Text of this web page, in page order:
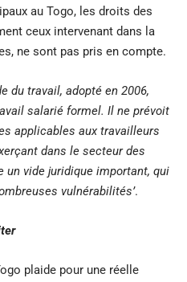
au Togo, les droits des
ceux intervenant dans la
ne sont pas pris en compte.
du travail, adopté en 2006,
salarié formel. Il ne prévoit
applicables aux travailleurs
dans le secteur des
un vide juridique important, qui
vulnérabilités’.
plaide pour une réelle